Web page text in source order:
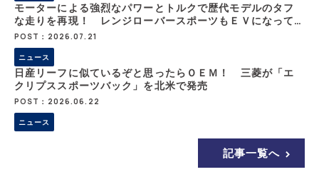
モーターによる強烈なパワーとトルクで歴代モデルのタフ
な走りを再現！ レンジローバースポーツもＥＶになって2
026年秋登場
POST：2026.07.21
ニュース
日産リーフに似ているぞと思ったらＯＥＭ！ 三菱が「エ
クリプススポーツバック」を北米で発売
POST：2026.06.22
ニュース
記事一覧へ